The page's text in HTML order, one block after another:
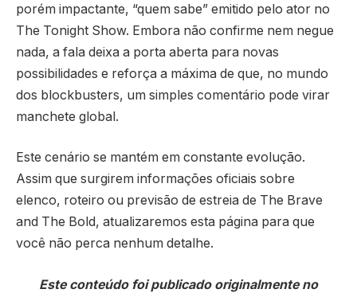
porém impactante, “quem sabe” emitido pelo ator no
The Tonight Show. Embora não confirme nem negue
nada, a fala deixa a porta aberta para novas
possibilidades e reforça a máxima de que, no mundo
dos blockbusters, um simples comentário pode virar
manchete global.
Este cenário se mantém em constante evolução.
Assim que surgirem informações oficiais sobre
elenco, roteiro ou previsão de estreia de The Brave
and The Bold, atualizaremos esta página para que
você não perca nenhum detalhe.
Este conteúdo foi publicado originalmente no